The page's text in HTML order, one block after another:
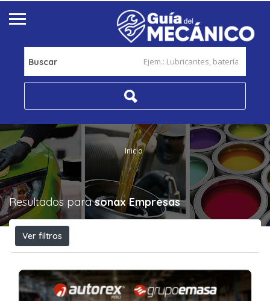
Buscar
Inicio
Resultados parasonax Empresas
Ver filtros